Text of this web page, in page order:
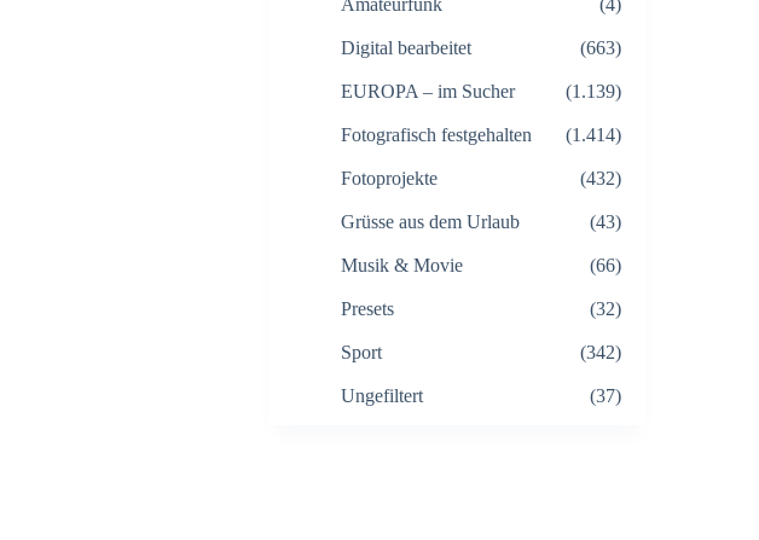
Amateurfunk (4)
Digital bearbeitet (663)
EUROPA – im Sucher (1.139)
Fotografisch festgehalten (1.414)
Fotoprojekte (432)
Grüsse aus dem Urlaub (43)
Musik & Movie (66)
Presets (32)
Sport (342)
Ungefiltert (37)